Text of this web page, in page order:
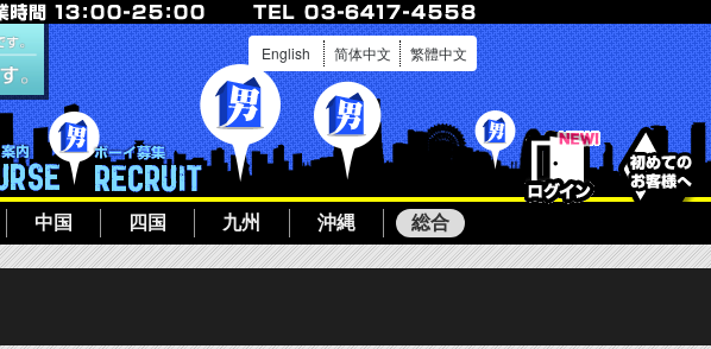
English 简体中文 繁體中文
中国 四国 九州 沖縄 総合
コース案内 ボーイ募集
ログイン